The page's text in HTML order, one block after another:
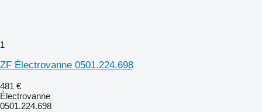
1
ZF Électrovanne 0501.224.698
481 €
Électrovanne
0501.224.698